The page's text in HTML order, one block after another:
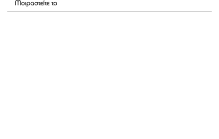
Μοιραστείτε το